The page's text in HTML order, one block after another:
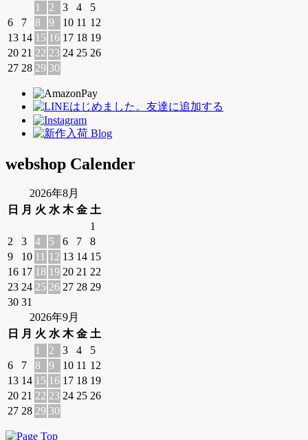
1
2 3 4
5
6
7 8 9 10 11 12
13 14 15 16 17 18 19
20 21 22 23 24 25 26
27 28 29 30
webshop Calender
2026年8月
日 月 火 水 木 金 土
1
2
3 4 5 6 7
8
9
10 11 12 13 14 15
16 17 18 19 20 21 22
23 24 25 26 27 28 29
30 31
2026年9月
日 月 火 水 木 金 土
1
2 3 4
5
6
7 8 9 10 11 12
13 14 15 16 17 18 19
20 21 22 23 24 25 26
27 28 29 30